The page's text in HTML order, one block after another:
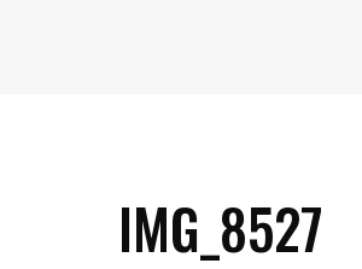
IMG_8527